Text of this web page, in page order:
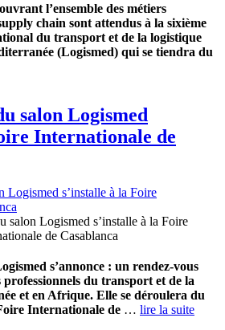
l’ensemble des métiers
chain sont attendus à la sixième
du transport et de la logistique
(Logismed) qui se tiendra du
salon Logismed
Internationale de
s’annonce : un rendez-vous
du transport et de la
et en Afrique. Elle se déroulera du
Internationale de … lire la suite